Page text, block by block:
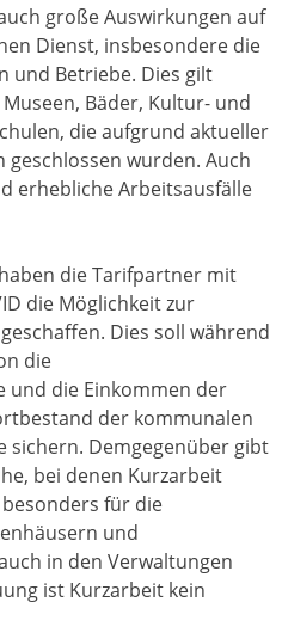
große Auswirkungen auf
Dienst, insbesondere die
und Betriebe. Dies gilt
Bäder, Kultur- und
die aufgrund aktueller
wurden. Auch
erhebliche Arbeitsausfälle
die Tarifpartner mit
die Möglichkeit zur
Dies soll während
die
und die Einkommen der
der kommunalen
sichern. Demgegenüber gibt
bei denen Kurzarbeit
für die
und
in den Verwaltungen
ist Kurzarbeit kein